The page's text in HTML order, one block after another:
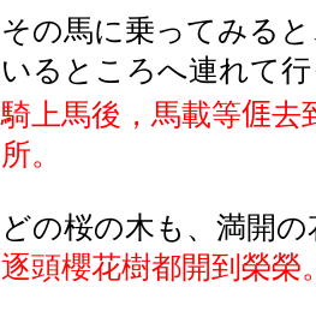
その馬に乗ってみる
いるところへ連れて
騎上馬後，馬載等𠊎去
所。
どの桜の木も、満開
逐頭櫻花樹都開到榮榮